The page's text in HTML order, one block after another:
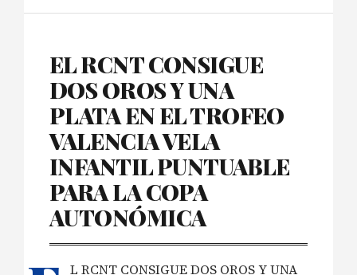
EL RCNT CONSIGUE
DOS OROS Y UNA
PLATA EN EL TROFEO
VALENCIA VELA
INFANTIL PUNTUABLE
PARA LA COPA
AUTONÓMICA
L RCNT CONSIGUE DOS OROS Y UNA